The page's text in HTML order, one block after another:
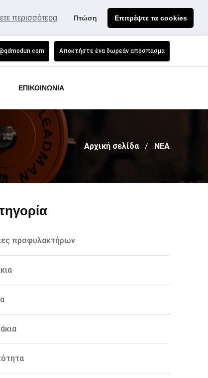
περισσότερα Πτώση Επιτρέψτε τα cookies
Αποκτήστε ένα δωρεάν απόσπασμα
ΕΠΙΚΟΙΝΩΝΙΑ
Αρχική σελίδα ΝΕΑ
προφυλακτήρων